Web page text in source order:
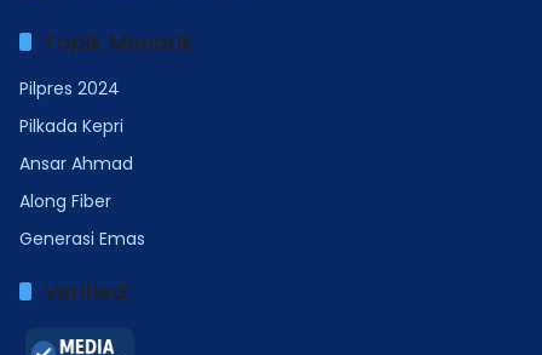
Topik Menarik
Pilpres 2024
Pilkada Kepri
Ansar Ahmad
Along Fiber
Generasi Emas
Verified